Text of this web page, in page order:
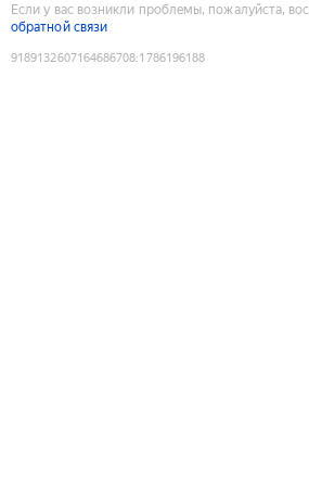
Если у вас возникли проблемы, пожалуйста,
обратной связи
9189132607164686708:1786196188